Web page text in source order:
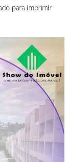
para imprimir